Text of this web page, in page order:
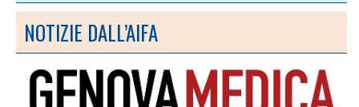
NOTIZIE DALL’AIFA